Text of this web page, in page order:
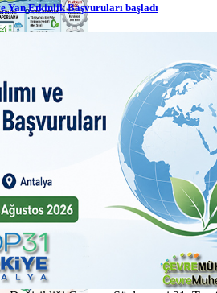
Yan Etkinlik Başvuruları başladı